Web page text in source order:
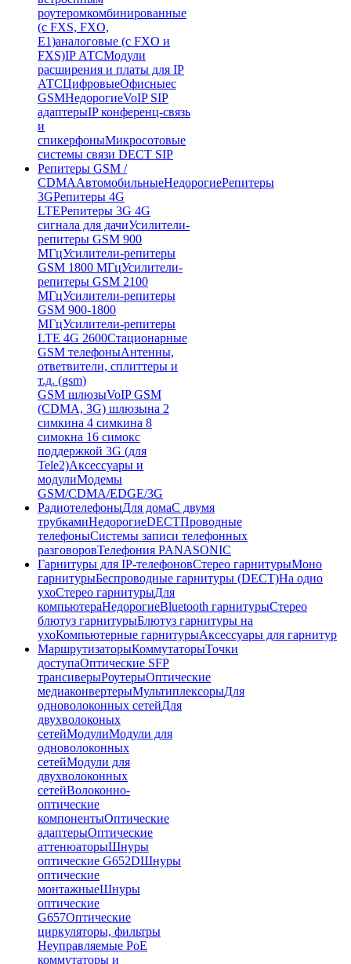
роутеромкомбинированные
(c FXS, FXO,
E1)аналоговые (с FXO и
FXS)IP АТСМодули
расширения и платы для IP
АТСЦифровыеОфисныес
GSMНедорогиеVoIP SIP
адаптерыIP конференц-связь
и
спикерфоныМикросотовые
системы связи DECT SIP
Репитеры GSM /
CDMAАвтомобильныеНедорогиеРепитеры
3GРепитеры 4G
LTEРепитеры 3G 4G
сигнала для дачиУсилители-
репитеры GSM 900
МГцУсилители-репитеры
GSM 1800 МГцУсилители-
репитеры GSM 2100
МГцУсилители-репитеры
GSM 900-1800
МГцУсилители-репитеры
LTE 4G 2600Стационарные
GSM телефоныАнтенны,
ответвители, сплиттеры и
т.д. (gsm)
GSM шлюзыVoIP GSM
(CDMA, 3G) шлюзына 2
симкина 4 симкина 8
симокна 16 симокс
поддержкой 3G (для
Tele2)Аксессуары и
модулиМодемы
GSM/CDMA/EDGE/3G
РадиотелефоныДля домаС двумя
трубкамиНедорогиеDECTПроводные
телефоныСистемы записи телефонных
разговоровТелефония PANASONIC
Гарнитуры для IP-телефоновСтерео гарнитурыМоно
гарнитурыБеспроводные гарнитуры (DECT)На одно
ухоСтерео гарнитурыДля
компьютераНедорогиеBluetooth гарнитурыСтерео
блютуз гарнитурыБлютуз гарнитуры на
ухоКомпьютерные гарнитурыАксессуары для гарнитур
МаршрутизаторыКоммутаторыТочки
доступаОптические SFP
трансиверыРоутерыОптические
медиаконвертерыМультиплексорыДля
одноволоконных сетейДля
двухволоконых
сетейМодулиМодули для
одноволоконных
сетейМодули для
двухволоконных
сетейВолоконно-
оптические
компонентыОптические
адаптерыОптические
аттенюаторыШнуры
оптические G652DШнуры
оптические
монтажныеШнуры
оптические
G657Оптические
циркуляторы, фильтры
Неуправляемые PoE
коммутаторы и